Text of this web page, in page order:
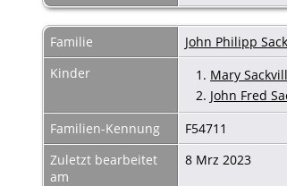
Familie John Philipp
Kinder
1. Mary
2. John Fred
Familien-Kennung
F54711
Zuletzt bearbeitet
am
8 Mrz 2023